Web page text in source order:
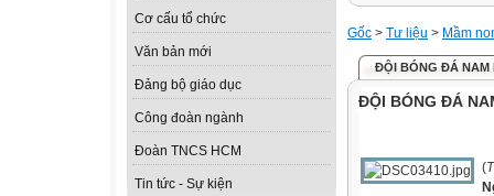
Cơ cấu tổ chức
Văn bản mới
Đảng bộ giáo dục
Công đoàn ngành
Đoàn TNCS HCM
Tin tức - Sự kiện
Gốc > Tư liệu > Mầm
ĐỘI BÓNG ĐÁ NAM
ĐỘI BÓNG ĐÁ
(